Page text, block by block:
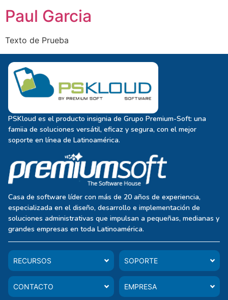
Paul Garcia
Texto de Prueba
PSKloud es el producto insignia de Grupo Premium-Soft: una
famiia de soluciones versátil, eficaz y segura, con el mejor
soporte en línea de Latinoamérica.
Casa de software líder con más de 20 años de experiencia,
especializada en el diseño, desarrollo e implementación de
soluciones administrativas que impulsan a pequeñas, medianas y
grandes empresas en toda Latinoamérica.
RECURSOS
CONTACTO
SOPORTE
EMPRESA